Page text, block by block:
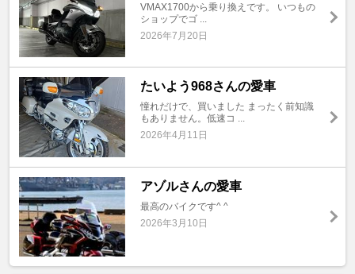
VMAX1700から乗り換えです。 いつもの
ショップでゴ ...
2026年7月20日
たいよう968さんの愛車
憧れだけで、買いました まったく前知識
もありません。低速コ ...
2026年4月11日
アゾルさんの愛車
最高のバイクです^ ^
2026年3月10日